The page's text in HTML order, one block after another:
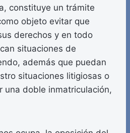
constituye un trámite
objeto evitar que
derechos y en todo
situaciones de
además que puedan
situaciones litigiosas o
una doble inmatriculación,